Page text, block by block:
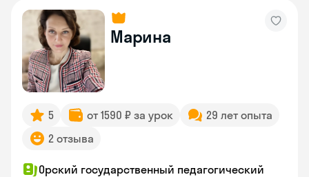
Марина
5 от 1590 ₽ за урок
29 лет опыта
2 отзыва
Орский государственный педагогический